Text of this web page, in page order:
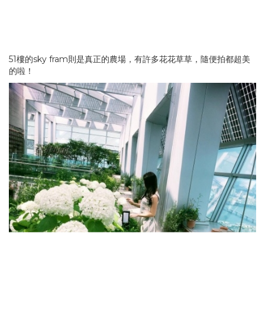
51樓的sky fram則是真正的農場，有許多花花草草，隨便拍都超美
的啦！